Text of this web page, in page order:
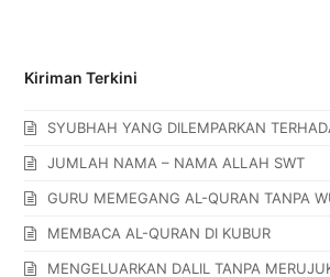
Kiriman Terkini
SYUBHAH YANG DILEMPARKAN
JUMLAH NAMA – NAMA ALLAH SWT
GURU MEMEGANG AL-QURAN TANPA
MEMBACA AL-QURAN DI KUBUR
MENGELUARKAN DALIL TANPA